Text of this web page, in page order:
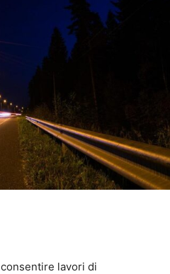
lavori di